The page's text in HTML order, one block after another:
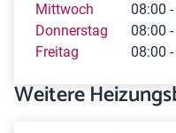
Mittwoch
08:00
Donnerstag
08:00
Freitag
08:00
Weitere